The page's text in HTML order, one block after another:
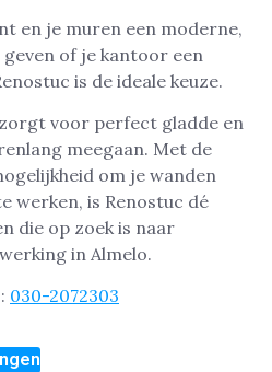
en je muren een moderne,
of je kantoor een
is de ideale keuze.
voor perfect gladde en
meegaan. Met de
om je wanden
werken, is Renostuc dé
die op zoek is naar
in Almelo.
030-2072303